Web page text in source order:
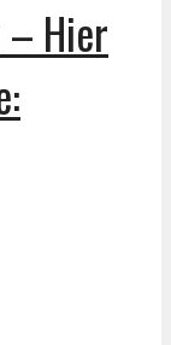
Hier